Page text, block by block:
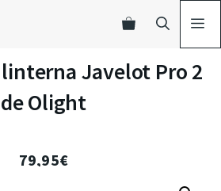
Javelot Pro 2
de Olight
79,95€